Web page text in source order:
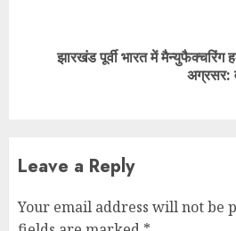
Nextझारखंड पूर्वी भारत में मैन्युफैक्चरिंग
अग्रसर:
Leave a Reply
Your email address will not be